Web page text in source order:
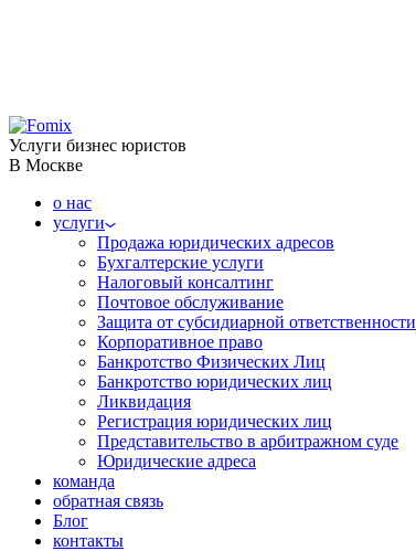
Услуги бизнес юристов
В Москве
о нас
услуги
Продажа юридических адресов
Бухгалтерские услуги
Налоговый консалтинг
Почтовое обслуживание
Защита от субсидиарной ответственности
Корпоративное право
Банкротство Физических Лиц
Банкротство юридических лиц
Ликвидация
Регистрация юридических лиц
Представительство в арбитражном суде
Юридические адреса
команда
обратная связь
Блог
контакты